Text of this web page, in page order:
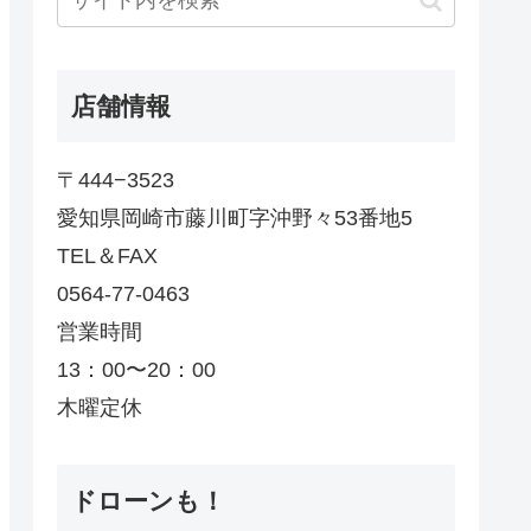
店舗情報
〒444−3523
愛知県岡崎市藤川町字沖野々53番地5
TEL＆FAX
0564-77-0463
営業時間
13：00〜20：00
木曜定休
ドローンも！